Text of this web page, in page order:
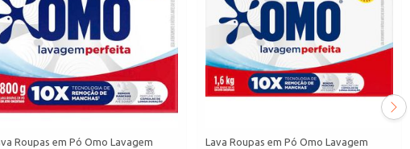
Roupas em Pó Omo Lavagem
Lava Roupas em Pó Omo Lavagem